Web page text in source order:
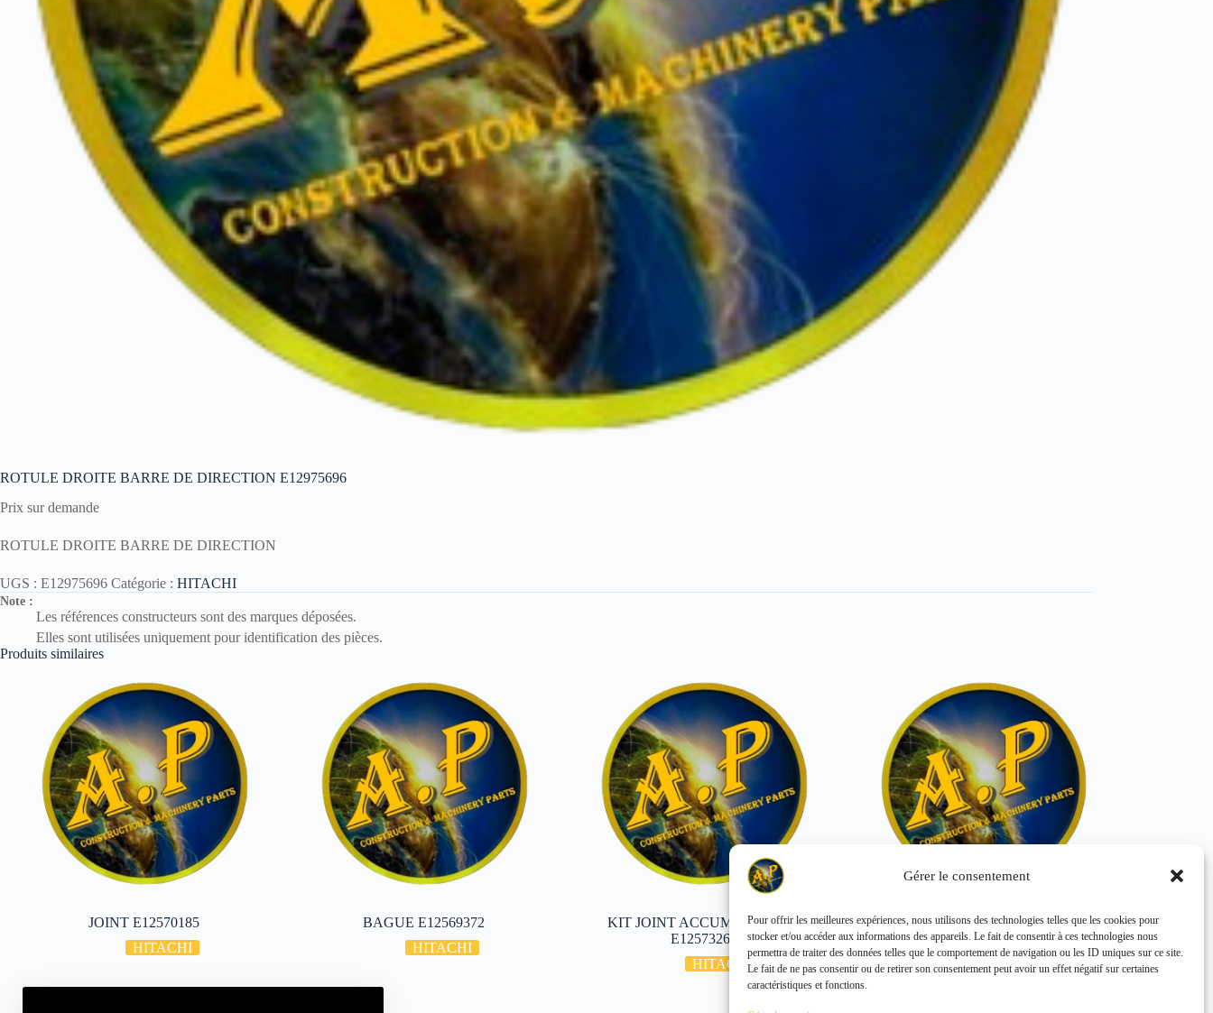
Gérer le consentement
Pour offrir les meilleures expériences, nous utilisons des technologies telles que les cookies pour
stocker et/ou accéder aux informations des appareils. Le fait de consentir à ces technologies nous
permettra de traiter des données telles que le comportement de navigation ou les ID uniques sur ce site.
Le fait de ne pas consentir ou de retirer son consentement peut avoir un effet négatif sur certaines
caractéristiques et fonctions.
ROTULE DROITE BARRE DE DIRECTION E12975696
Prix sur demande
ROTULE DROITE BARRE DE DIRECTION
UGS : E12975696 Catégorie : HITACHI
Note :
Les références constructeurs sont des marques déposées.
Elles sont utilisées uniquement pour identification des pièces.
Produits similaires
JOINT E12570185
HITACHI
BAGUE E12569372
HITACHI
KIT JOINT ACCUMULATEUR
E12573266
HITACHI
DISQUE FRICTION E12589442
HITACHI